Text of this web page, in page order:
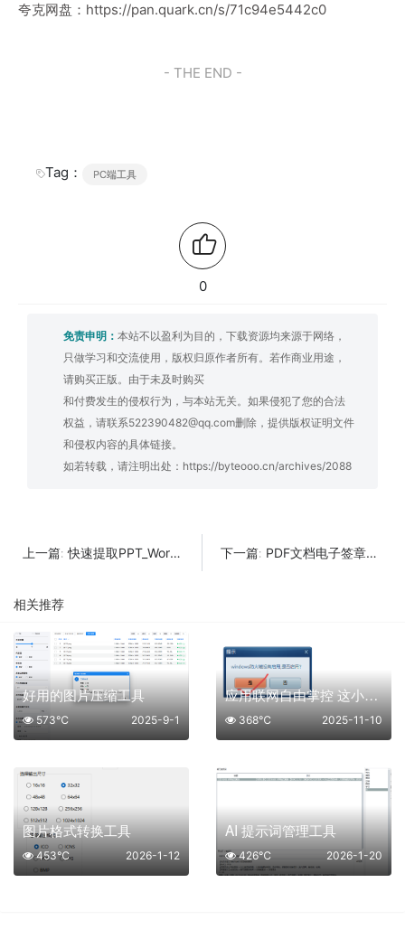
夸克网盘： https://pan.quark.cn/s/71c94e5442c0
- THE END -
Tag： PC端工具
0
免责申明： 本站不以盈利为目的，下载资源均来源于网络，
只做学习和交流使用，版权归原作者所有。若作商业用途，
请购买正版。由于未及时购买
和付费发生的侵权行为，与本站无关。如果侵犯了您的合法
权益，请联系522390482@qq.com删除，提供版权证明文件
和侵权内容的具体链接。
如若转载，请注明出处： https://byteooo.cn/archives/2088
上一篇: 快速提取PPT_Word_Excel中的图片工具 下一篇: PDF文档电子签章工具
相关推荐
好用的图片压缩工具
2025-9-1
573℃
应用联网自由掌控 这小工具太爽啦
2025-11-10
368℃
图片格式转换工具
2026-1-12
453℃
AI 提示词管理工具
2026-1-20
426℃